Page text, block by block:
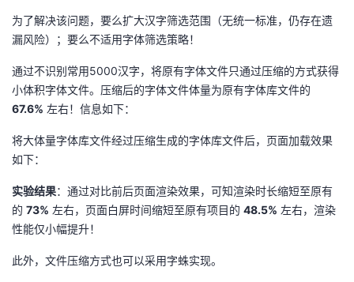
为了解决该问题，要么扩大汉字筛选范围（无统一标准，仍存在遗
漏风险）；要么不适用字体筛选策略！
通过不识别常用5000汉字，将原有字体文件只通过压缩的方式获得
小体积字体文件。压缩后的字体文件体量为原有字体库文件的
67.6% 左右！信息如下：
将大体量字体库文件经过压缩生成的字体库文件后，页面加载效果
如下：
实验结果：通过对比前后页面渲染效果，可知渲染时长缩短至原有
的 73% 左右，页面白屏时间缩短至原有项目的 48.5% 左右，渲染
性能仅小幅提升！
此外，文件压缩方式也可以采用字蛛实现。